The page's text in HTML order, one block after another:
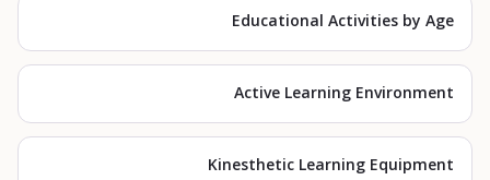
Educational Activities by Age
Active Learning Environment
Kinesthetic Learning Equipment